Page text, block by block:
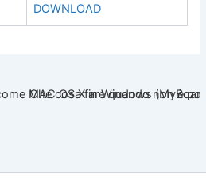
DOWNLOAD
MAC OS X in Windows
Che cosa fare quando non è